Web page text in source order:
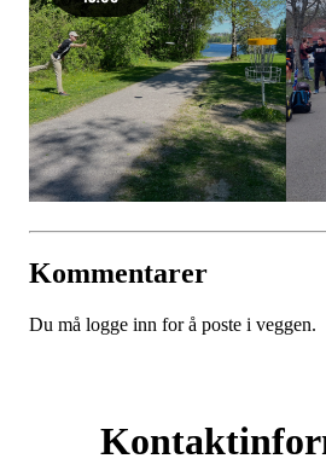
Kommentarer
Du må logge inn for å poste i veggen.